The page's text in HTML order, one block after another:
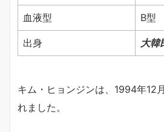
血液型 B型
出身 大韓
キム・ヒョンジンは、1994年12
れました。